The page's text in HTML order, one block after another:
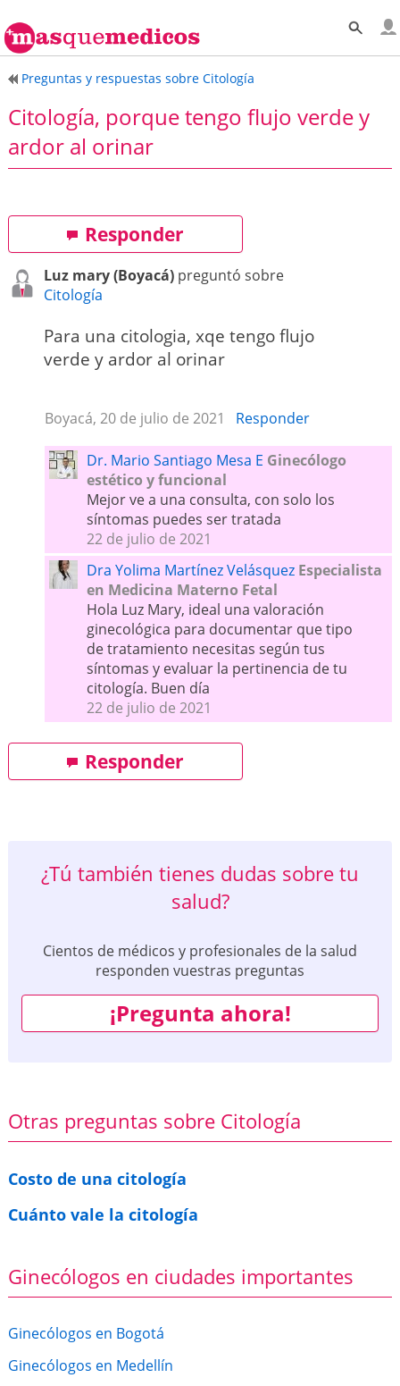
Preguntas y respuestas sobre Citología
Citología, porque tengo flujo verde y
ardor al orinar
Responder
Luz mary (Boyacá)preguntó sobre
Citología
Para una citologia, xqe tengo flujo
verde y ardor al orinar
Boyacá, 20 de julio de 2021 Responder
Dr. Mario Santiago Mesa E Ginecólogo
estético y funcional
Mejor ve a una consulta, con solo los
síntomas puedes ser tratada
22 de julio de 2021
Dra Yolima Martínez Velásquez Especialista
en Medicina Materno Fetal
Hola Luz Mary, ideal una valoración
ginecológica para documentar que tipo
de tratamiento necesitas según tus
síntomas y evaluar la pertinencia de tu
citología. Buen día
22 de julio de 2021
Responder
¿Tú también tienes dudas sobre tu
salud?
Cientos de médicos y profesionales de la salud
responden vuestras preguntas
¡Pregunta ahora!
Otras preguntas sobre Citología
Costo de una citología
Cuánto vale la citología
Ginecólogos en ciudades importantes
Ginecólogos en Bogotá
Ginecólogos en Medellín